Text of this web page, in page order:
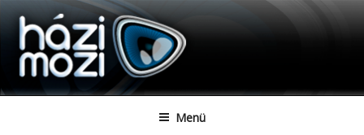
Tartalomhoz
HAZIMOZI
Menü